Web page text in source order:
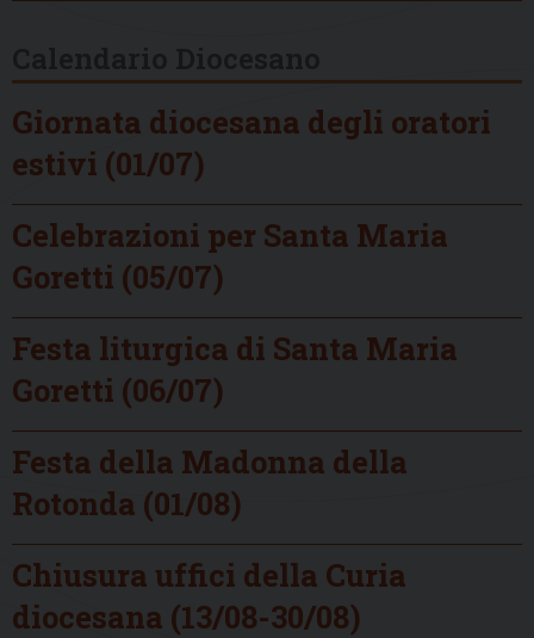
Giornata diocesana degli oratori
estivi (01/07)
Celebrazioni per Santa Maria
Goretti (05/07)
Festa liturgica di Santa Maria
Goretti (06/07)
Festa della Madonna della
Rotonda (01/08)
Chiusura uffici della Curia
diocesana (13/08-30/08)